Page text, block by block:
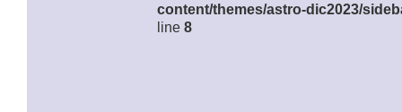
content/themes/astro-dic2023/
line 8